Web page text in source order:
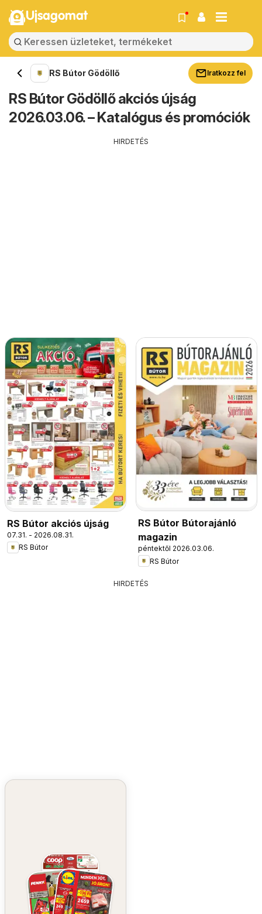
Ujsagomat
RS Bútor Gödöllő Iratkozz fel
RS Bútor Gödöllő akciós újság
2026.03.06. – Katalógus és promóciók
HIRDETÉS
RS Bútor akciós újság
07.31. - 2026.08.31.
RS Bútor
RS Bútor Bútorajánló
magazin
péntektől 2026.03.06.
RS Bútor
HIRDETÉS